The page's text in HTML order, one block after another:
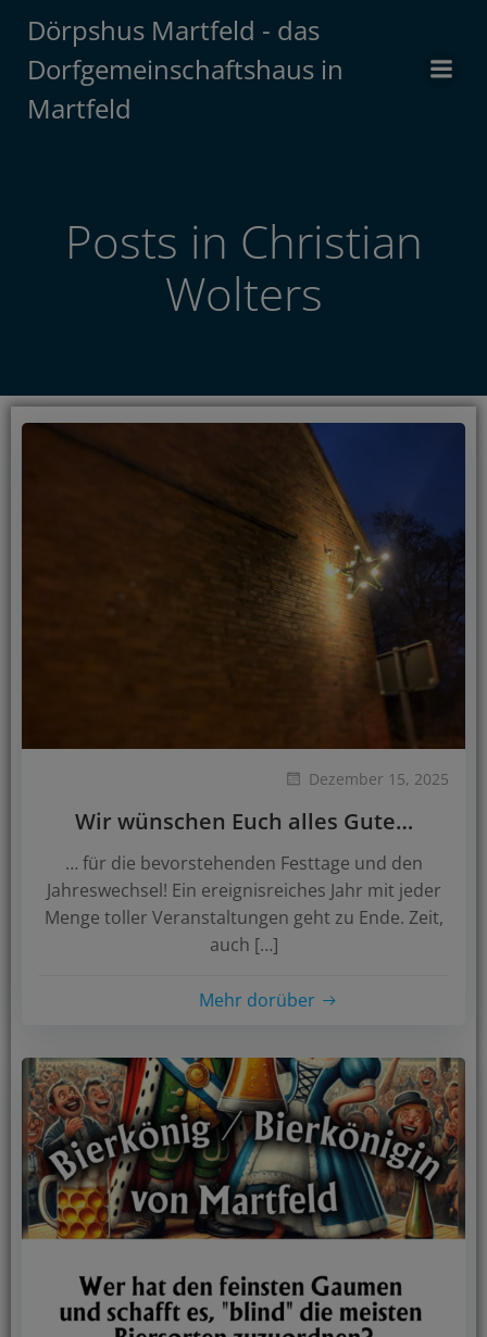
Inhalt
springen
Dörpshus Martfeld - das
Dorfgemeinschaftshaus in
Martfeld
Posts in Christian
Wolters
Dezember 15, 2025
Wir wünschen Euch alles Gute…
… für die bevorstehenden Festtage und den
Jahreswechsel! Ein ereignisreiches Jahr mit jeder
Menge toller Veranstaltungen geht zu Ende. Zeit,
auch […]
Mehr dorüber